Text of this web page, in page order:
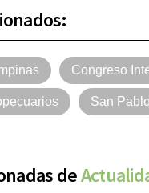
Congreso
San Pablo
de